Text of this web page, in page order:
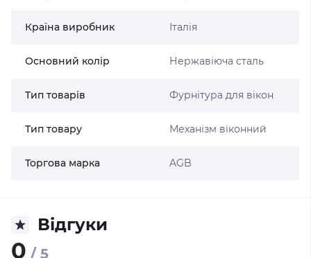
Країна виробник Італія
Основний колір Нержавіюча сталь
Тип товарів Фурнітура для вікон
Тип товару Механізм віконний
Торгова марка AGB
Відгуки
0 / 5